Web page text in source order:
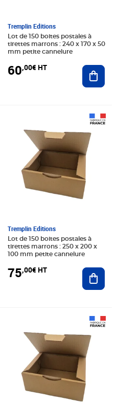
au panier
Tremplin Editions
Lot de 150 boites postales à
tirettes marrons : 240 x 170 x 50
mm petite cannelure
60,00€ HT
au panier
Tremplin Editions
Lot de 150 boites postales à
tirettes marrons : 250 x 200 x
100 mm petite cannelure
75,00€ HT